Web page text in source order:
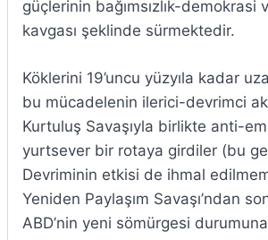
güçlerinin bağımsızlık-demokrasi
kavgası şeklinde sürmektedir.
Köklerini 19’uncu yüzyıla kadar
bu mücadelenin ilerici-devrimci
Kurtuluş Savaşıyla birlikte anti-
yurtsever bir rotaya girdiler (bu
Devriminin etkisi de ihmal
Yeniden Paylaşım Savaşı’ndan
ABD’nin yeni sömürgesi